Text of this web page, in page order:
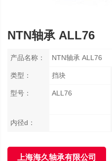
NTN轴承 ALL76
产品名称： NTN轴承 ALL76
类型： 挡块
型号： ALL76
内径d：
上海海久轴承有限公司